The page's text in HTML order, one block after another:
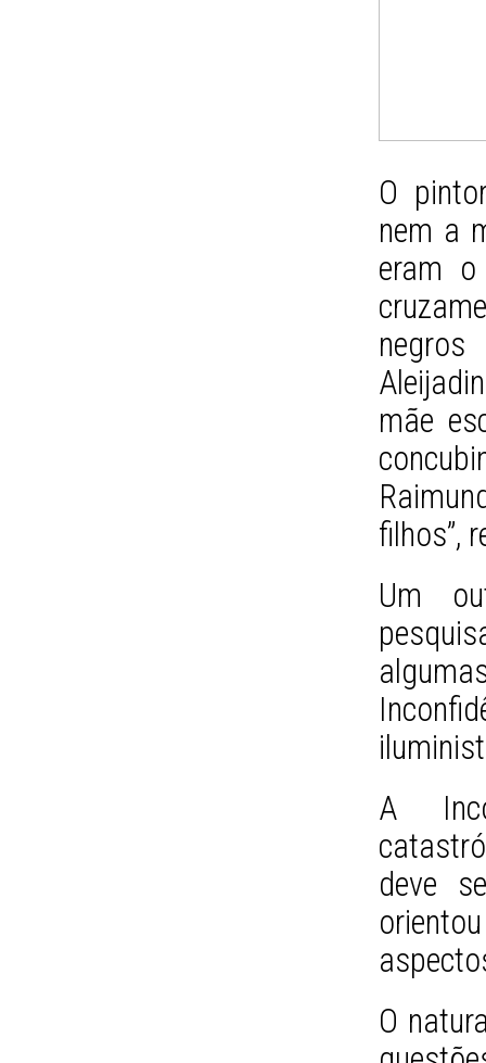
O
nem a
eram
mãe
filhos”,
Um
A
deve
O